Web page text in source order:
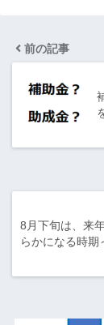
前の記事
8月下旬は、来
らかになる時